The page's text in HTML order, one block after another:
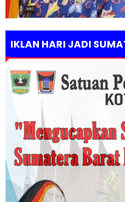
IKLAN HARI JADI